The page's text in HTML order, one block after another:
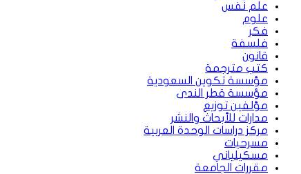
علم نفس
علوم
فكر
فلسفة
قانون
كتب مترجمة
مؤسسة تكوين السعودية
مؤسسة قطر الندى
مؤلفين توزيع
مدارات للأبحاث والنشر
مركز دراسات الوحدة العربية
مسرحيات
مسكيلياني
مقررات الجامعة